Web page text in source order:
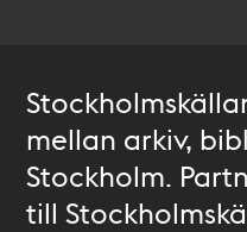
mellan arkiv,
Stockholm.
till